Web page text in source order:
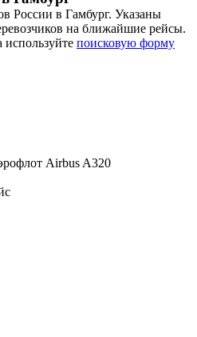
России в Гамбург. Указаны
на ближайшие рейсы.
используйте поисковую форму
Airbus A320